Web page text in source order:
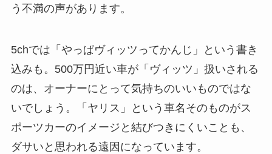
う不満の声があります。
5chでは「やっぱヴィッツってかんじ」という書き
込みも。500万円近い車が「ヴィッツ」扱いされる
のは、オーナーにとって気持ちのいいものではな
いでしょう。「ヤリス」という車名そのものがス
ポーツカーのイメージと結びつきにくいことも、
ダサいと思われる遠因になっています。